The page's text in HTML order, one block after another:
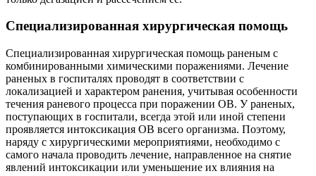
Специализированная хирургическая помощь
Специализированная хирургическая помощь раненым с
комбинированными химическими поражениями. Лечение
раненых в госпиталях проводят в соответствии с
локализацией и характером ранения, учитывая особенности
течения раневого процесса при поражении ОВ. У раненых,
поступающих в госпитали, всегда этой или иной степени
проявляется интоксикация ОВ всего организма. Поэтому,
наряду с хирургическими мероприятиями, необходимо с
самого начала проводить лечение, направленное на снятие
явлений интоксикации или уменьшение их влияния на